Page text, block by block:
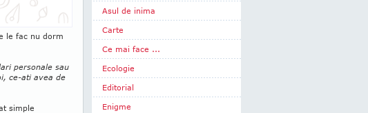
le fac nu dorm
personale sau
ce-ati avea de
simple
Asul de inima
Carte
Ce mai face ...
Ecologie
Editorial
Enigme